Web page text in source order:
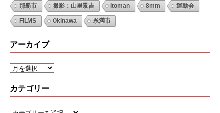
那覇市 撮影：山里景吉 Itoman 8mm 運動会
FILMS Okinawa 糸満市
アーカイブ
カテゴリー